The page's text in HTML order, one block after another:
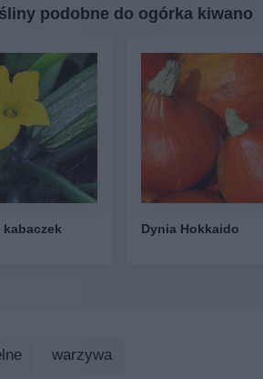
podobne do ogórka kiwano
Dynia Hokkaido
warzywa